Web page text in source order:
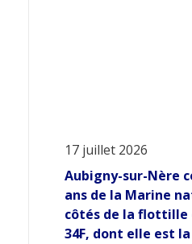
17 juillet 2026
Aubigny-sur-Nère
ans de la Marine
côtés de la flottille
34F, dont elle est